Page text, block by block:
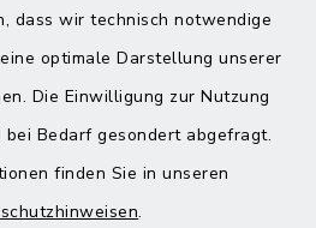
dass wir technisch notwendige
optimale Darstellung unserer
Die Einwilligung zur Nutzung
Bedarf gesondert abgefragt.
finden Sie in unseren
.